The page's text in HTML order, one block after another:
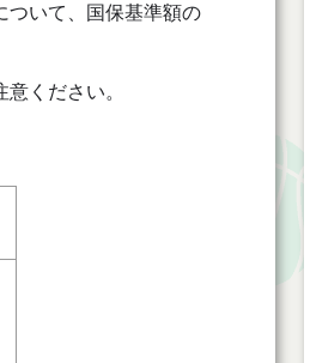
ついて、国保基準額の
意ください。